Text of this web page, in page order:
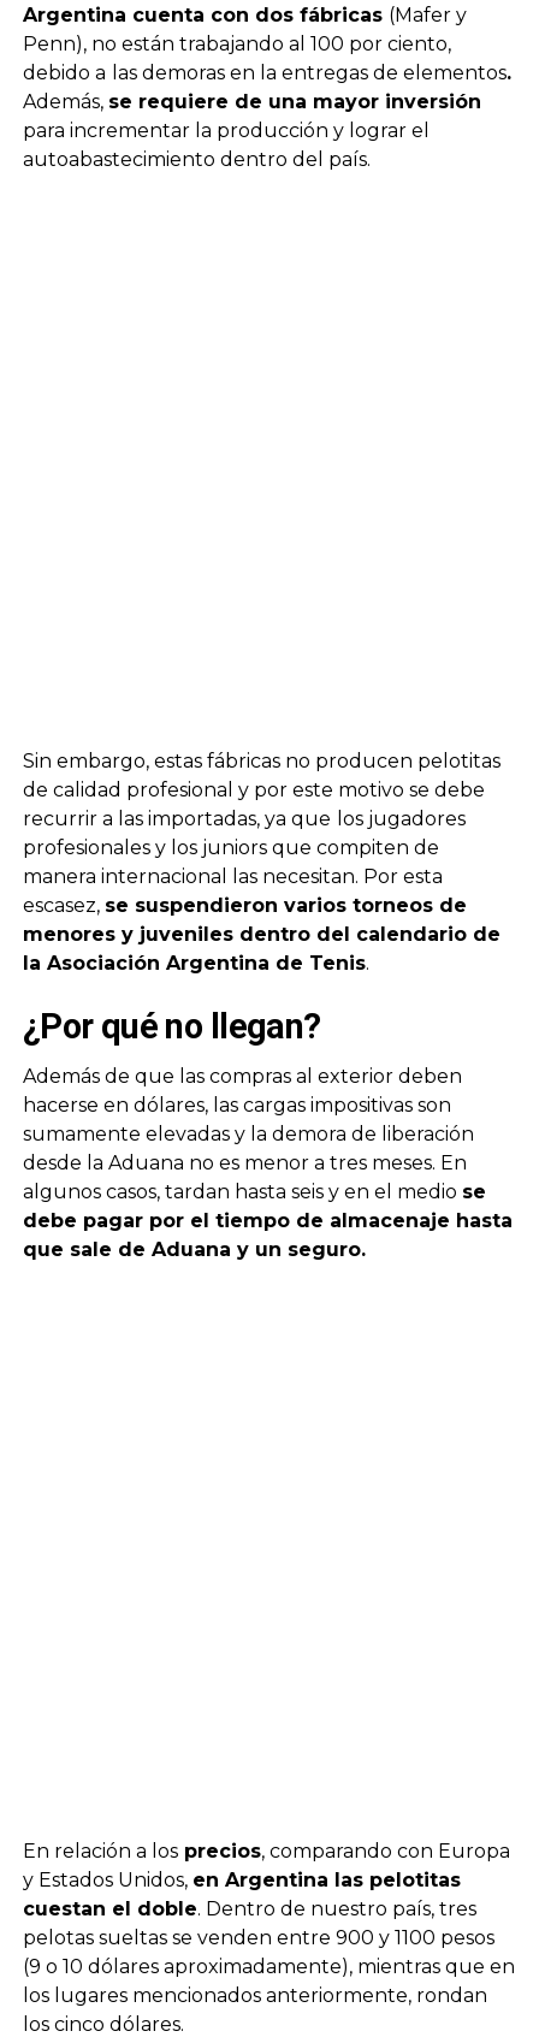
Argentina cuenta con dos fábricas (Mafer y
Penn), no están trabajando al 100 por ciento,
debido a las demoras en la entregas de elementos.
Además, se requiere de una mayor inversión
para incrementar la producción y lograr el
autoabastecimiento dentro del país.
Sin embargo, estas fábricas no producen pelotitas
de calidad profesional y por este motivo se debe
recurrir a las importadas, ya que los jugadores
profesionales y los juniors que compiten de
manera internacional las necesitan. Por esta
escasez, se suspendieron varios torneos de
menores y juveniles dentro del calendario de
la Asociación Argentina de Tenis.
¿Por qué no llegan?
Además de que las compras al exterior deben
hacerse en dólares, las cargas impositivas son
sumamente elevadas y la demora de liberación
desde la Aduana no es menor a tres meses. En
algunos casos, tardan hasta seis y en el medio se
debe pagar por el tiempo de almacenaje hasta
que sale de Aduana y un seguro.
En relación a losprecios, comparando con Europa
y Estados Unidos, en Argentina las pelotitas
cuestan el doble. Dentro de nuestro país, tres
pelotas sueltas se venden entre 900 y 1100 pesos
(9 o 10 dólares aproximadamente), mientras que en
los lugares mencionados anteriormente, rondan
los cinco dólares.